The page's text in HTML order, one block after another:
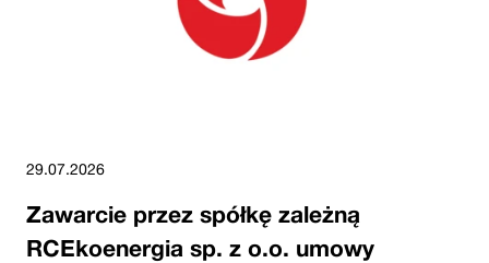
29.07.2026
Zawarcie przez spółkę zależną
RCEkoenergia sp. z o.o. umowy